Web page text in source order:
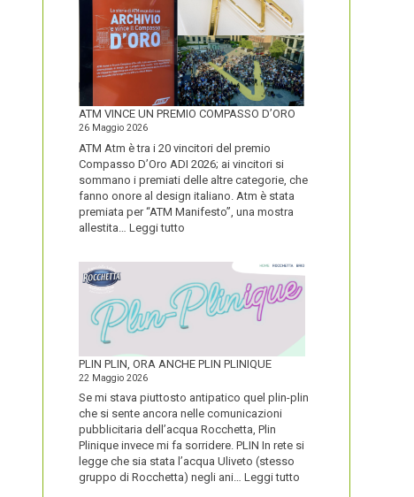
ENERGIA
MOSTRA
LA
SUA
IDENTITÀ
PIÚ
FORTE
ATM VINCE UN PREMIO COMPASSO D’ORO
26 Maggio 2026
ATM Atm è tra i 20 vincitori del premio
Compasso D’Oro ADI 2026; ai vincitori si
sommano i premiati delle altre categorie, che
fanno onore al design italiano. Atm è stata
premiata per “ATM Manifesto”, una mostra
allestita… Leggi tutto
PREMIO
COMPASSO
D’ORO
PLIN PLIN, ORA ANCHE PLIN PLINIQUE
22 Maggio 2026
Se mi stava piuttosto antipatico quel plin-plin
che si sente ancora nelle comunicazioni
pubblicitaria dell’acqua Rocchetta, Plin
Plinique invece mi fa sorridere. PLIN In rete si
legge che sia stata l’acqua Uliveto (stesso
gruppo di Rocchetta) negli ani… Leggi tutto